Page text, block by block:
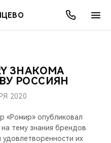
ЗНАКОМА
РОССИЯН
2020
«Ромир» опубликовал
тему знания брендов
удовлетворенности их